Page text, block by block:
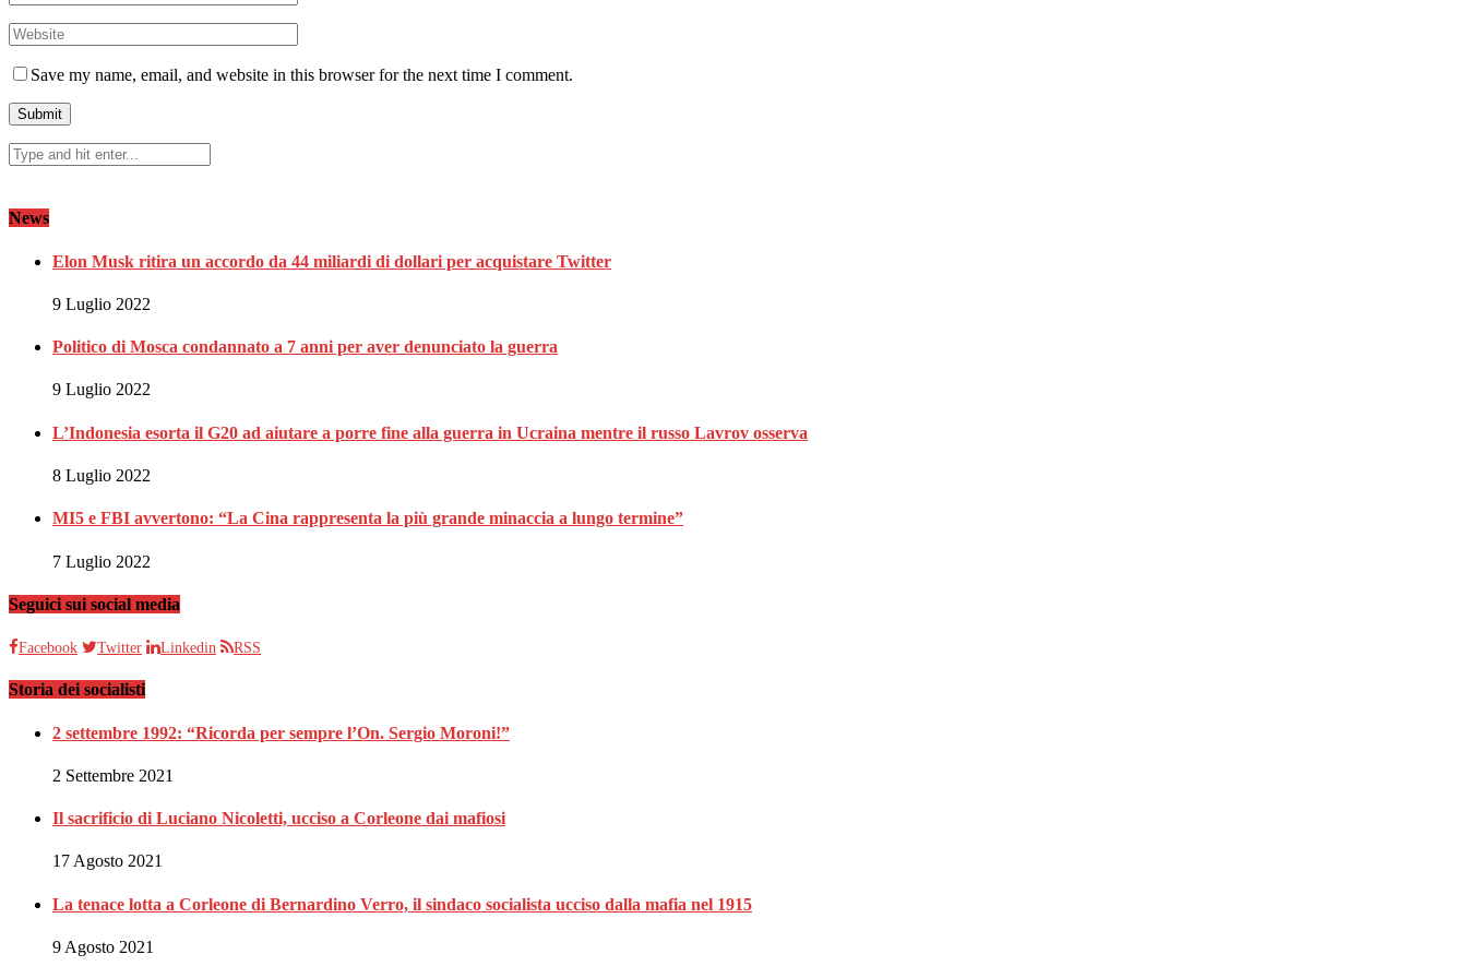
Save my name, email, and website in this browser for the next time I comment.
News
Elon Musk ritira un accordo da 44 miliardi di dollari per acquistare Twitter
9 Luglio 2022
Politico di Mosca condannato a 7 anni per aver denunciato la guerra
9 Luglio 2022
L’Indonesia esorta il G20 ad aiutare a porre fine alla guerra in Ucraina mentre il russo Lavrov osserva
8 Luglio 2022
MI5 e FBI avvertono: “La Cina rappresenta la più grande minaccia a lungo termine”
7 Luglio 2022
Seguici sui social media
Facebook Twitter Linkedin RSS
Storia dei socialisti
2 settembre 1992: “Ricorda per sempre l’On. Sergio Moroni!”
2 Settembre 2021
Il sacrificio di Luciano Nicoletti, ucciso a Corleone dai mafiosi
17 Agosto 2021
La tenace lotta a Corleone di Bernardino Verro, il sindaco socialista ucciso dalla mafia nel 1915
9 Agosto 2021